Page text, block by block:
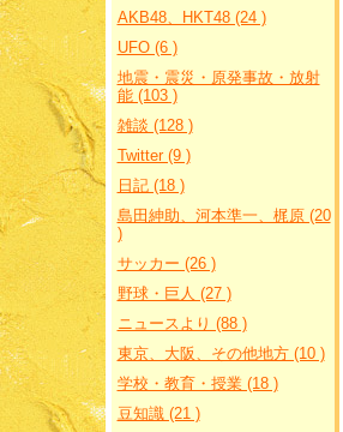
AKB48、HKT48 (24 )
UFO (6 )
地震・震災・原発事故・放射
能 (103 )
雑談 (128 )
Twitter (9 )
日記 (18 )
島田紳助、河本準一、梶原 (20
)
サッカー (26 )
野球・巨人 (27 )
ニュースより (88 )
東京、大阪、その他地方 (10 )
学校・教育・授業 (18 )
豆知識 (21 )